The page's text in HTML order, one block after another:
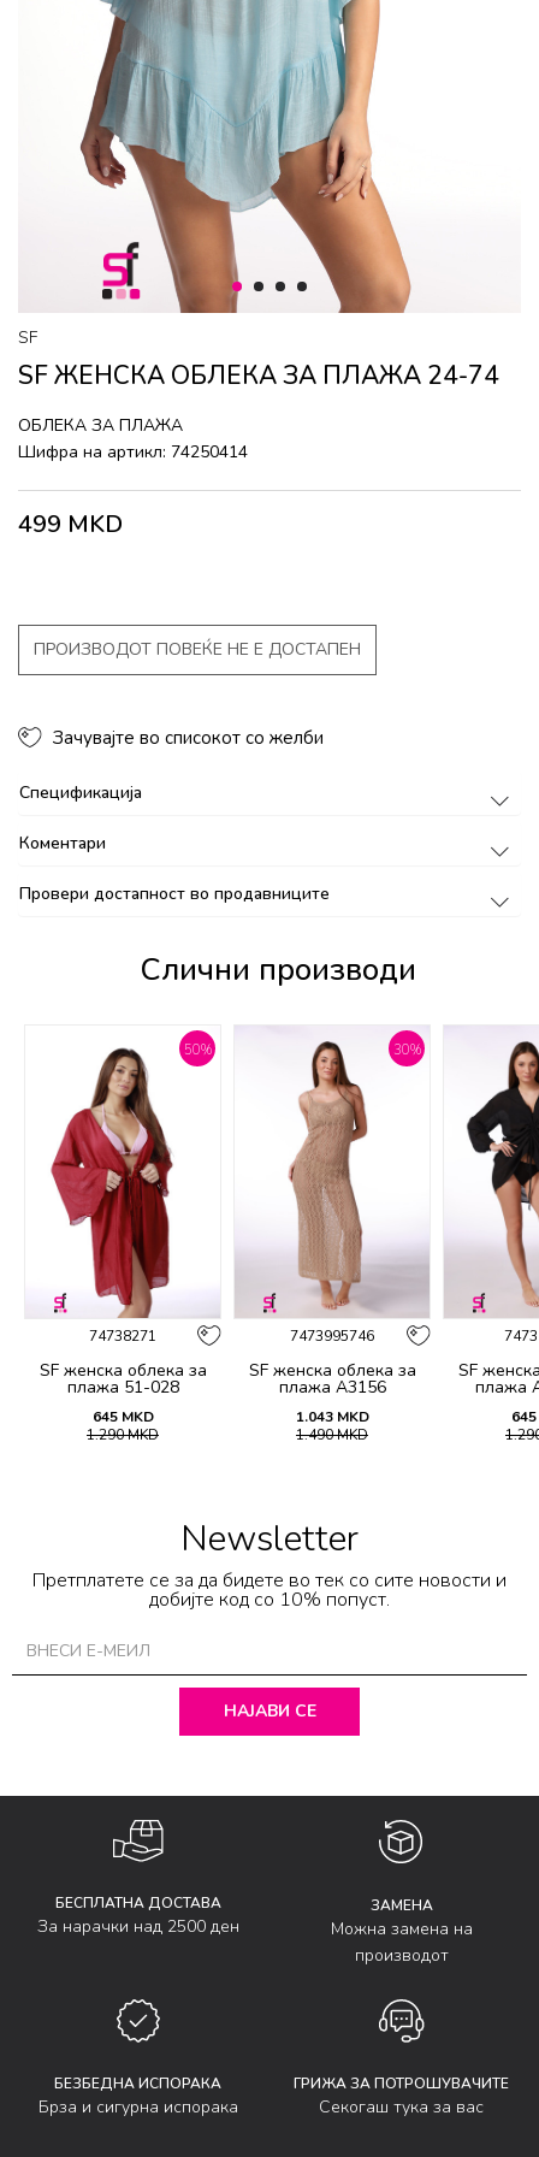
1 2 3 4
SF
SF ЖЕНСКА ОБЛЕКА ЗА ПЛАЖА 24-74
ОБЛЕКА ЗА ПЛАЖА
Шифра на артикл: 74250414
499 MKD
ПРОИЗВОДОТ ПОВЕЌЕ НЕ Е ДОСТАПЕН
Зачувајте во списокот со желби
Спецификација
Коментари
Провери достапност во продавниците
Слични производи
50%
74738271
SF женска облека за
плажа 51-028
645 MKD
1.290MKD
30%
7473995746
SF женска облека за
плажа A3156
1.043 MKD
1.490MKD
SF
плажа
645
Newsletter
Претплатете се за да бидете во тек со сите новости и
добијте код со 10% попуст.
НАЈАВИ СЕ
БЕСПЛАТНА ДОСТАВА
За нарачки над 2500 ден
ЗАМЕНА
Можна замена на
производот
БЕЗБЕДНА ИСПОРАКА
Брза и сигурна испорака
ГРИЖА ЗА ПОТРОШУВАЧИТЕ
Секогаш тука за вас